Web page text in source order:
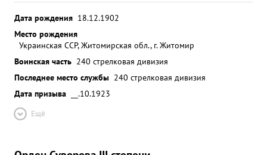
Дата рождения 18.12.1902
Место рождения
Украинская ССР, Житомирская обл., г. Житомир
Воинская часть 240 стрелковая дивизия
Последнее место службы 240 стрелковая дивизия
Дата призыва
__.10.1923
Ещё